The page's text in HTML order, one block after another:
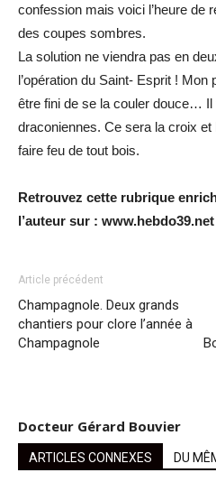
confession mais voici l’heure de
des coupes sombres.
La solution ne viendra pas en
l’opération du Saint- Esprit ! Mon
être fini de se la couler douce… Il
draconiennes. Ce sera la croix et
faire feu de tout bois.
Retrouvez cette rubrique
l’auteur sur : www.hebdo39.net
Article précédent
Champagnole. Deux grands
chantiers pour clore l’année à
Champagnole
Docteur Gérard Bouvier
ARTICLES CONNEXES DU